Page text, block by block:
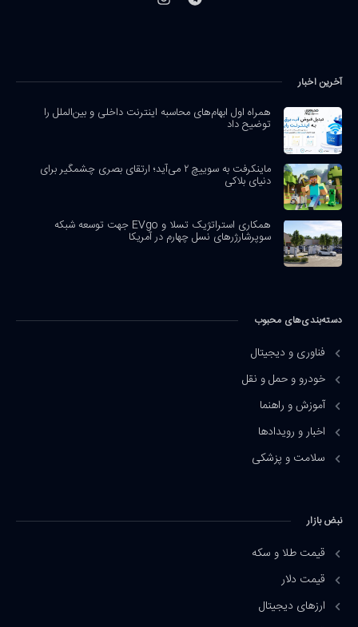
آخرین اخبار
همراه اول ابهام‌های محاسبه اینترنت داخلی و بین‌الملل را
توضیح داد
ماینکرفت به سوییچ ۲ می‌آید؛ ارتقای بصری چشمگیر برای
دنیای بلاکی
همکاری استراتژیک تسلا و EVgo جهت توسعه شبکه
سوپرشارژرهای نسل چهارم در آمریکا
دسته‌بندی‌های محبوب
فناوری و دیجیتال
خودرو و حمل و نقل
آموزش و راهنما
اخبار و رویدادها
سلامت و پزشکی
نبض بازار
قیمت طلا و سکه
قیمت دلار
ارزهای دیجیتال